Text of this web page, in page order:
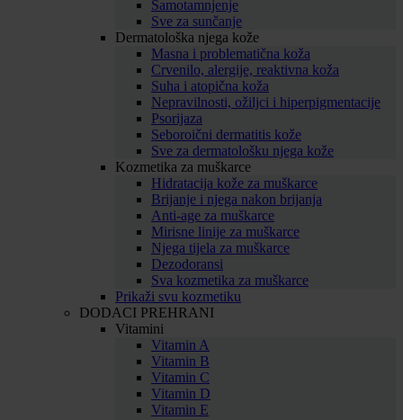
Samotamnjenje
Sve za sunčanje
Dermatološka njega kože
Masna i problematična koža
Crvenilo, alergije, reaktivna koža
Suha i atopična koža
Nepravilnosti, ožiljci i hiperpigmentacije
Psorijaza
Seboroični dermatitis kože
Sve za dermatološku njega kože
Kozmetika za muškarce
Hidratacija kože za muškarce
Brijanje i njega nakon brijanja
Anti-age za muškarce
Mirisne linije za muškarce
Njega tijela za muškarce
Dezodoransi
Sva kozmetika za muškarce
Prikaži svu kozmetiku
DODACI PREHRANI
Vitamini
Vitamin A
Vitamin B
Vitamin C
Vitamin D
Vitamin E